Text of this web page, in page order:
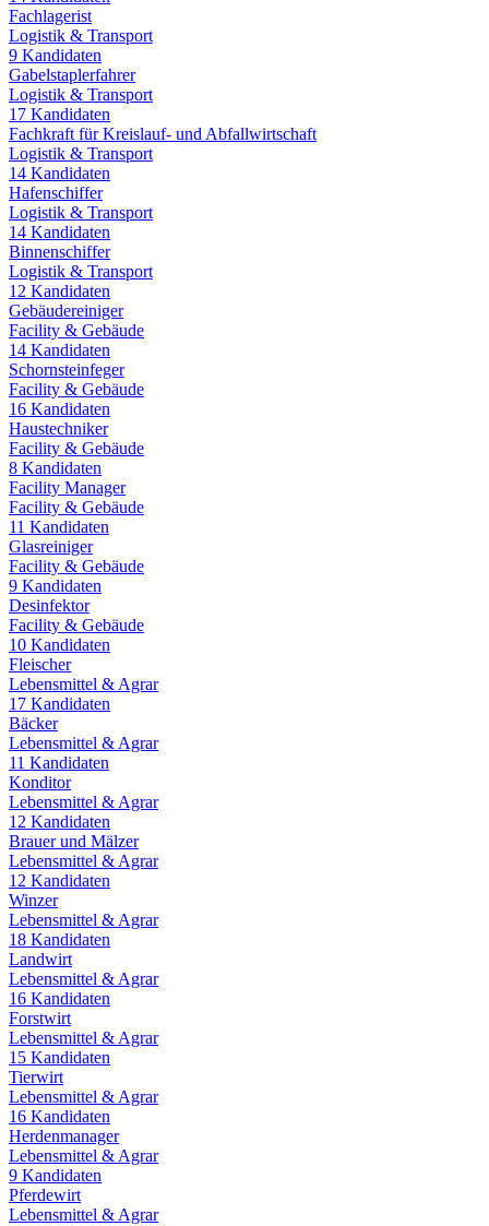
Fachlagerist
Logistik & Transport
9 Kandidaten
Gabelstaplerfahrer
Logistik & Transport
17 Kandidaten
Fachkraft für Kreislauf- und Abfallwirtschaft
Logistik & Transport
14 Kandidaten
Hafenschiffer
Logistik & Transport
14 Kandidaten
Binnenschiffer
Logistik & Transport
12 Kandidaten
Gebäudereiniger
Facility & Gebäude
14 Kandidaten
Schornsteinfeger
Facility & Gebäude
16 Kandidaten
Haustechniker
Facility & Gebäude
8 Kandidaten
Facility Manager
Facility & Gebäude
11 Kandidaten
Glasreiniger
Facility & Gebäude
9 Kandidaten
Desinfektor
Facility & Gebäude
10 Kandidaten
Fleischer
Lebensmittel & Agrar
17 Kandidaten
Bäcker
Lebensmittel & Agrar
11 Kandidaten
Konditor
Lebensmittel & Agrar
12 Kandidaten
Brauer und Mälzer
Lebensmittel & Agrar
12 Kandidaten
Winzer
Lebensmittel & Agrar
18 Kandidaten
Landwirt
Lebensmittel & Agrar
16 Kandidaten
Forstwirt
Lebensmittel & Agrar
15 Kandidaten
Tierwirt
Lebensmittel & Agrar
16 Kandidaten
Herdenmanager
Lebensmittel & Agrar
9 Kandidaten
Pferdewirt
Lebensmittel & Agrar